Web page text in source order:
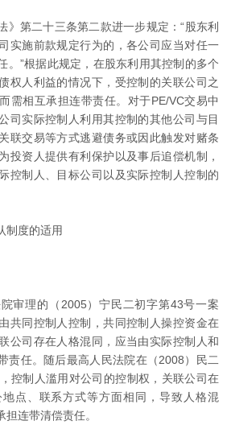
》第二十三条第二款进一步规定：“股东利
实施前款规定行为的，各公司应当对任一
。”根据此规定，在股东利用其控制的多个
权人利益的情况下，受控制的关联公司之
需相互承担连带责任。对于PE/VC交易中
司实际控制人利用其控制的其他公司与目
联交易等方式逃避债务或因此触发对赌条
投资人提供有利保护以及事后追偿机制，
控制人、目标公司以及实际控制人控制的
制度的适用
审理的（2005）宁民二初字第43号一案
共同控制人控制，共同控制人操控资金在
公司存在人格混同，应当由实际控制人和
责任。随后最高人民法院在（2008）民二
控制人滥用对公司的控制权，关联公司在
点、联系方式等方面相同，导致人格混
连带清偿责任。